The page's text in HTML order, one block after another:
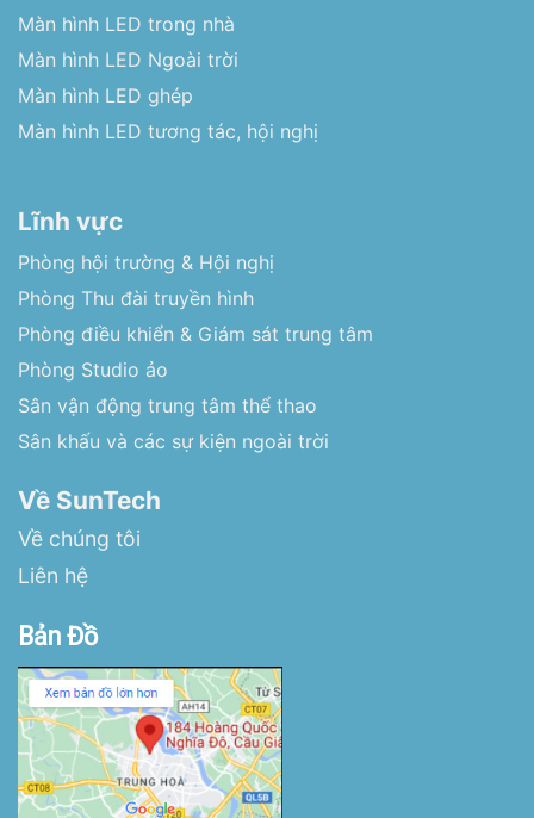
Màn hình LED trong nhà
Màn hình LED Ngoài trời
Màn hình LED ghép
Màn hình LED tương tác, hội nghị
Lĩnh vực
Phòng hội trường & Hội nghị
Phòng Thu đài truyền hình
Phòng điều khiển & Giám sát trung tâm
Phòng Studio ảo
Sân vận động trung tâm thể thao
Sân khấu và các sự kiện ngoài trời
Về SunTech
Về chúng tôi
Liên hệ
Bản Đồ